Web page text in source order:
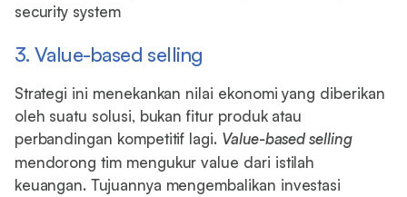
security system
3. Value-based selling
Strategi ini menekankan nilai ekonomi yang diberikan
oleh suatu solusi, bukan fitur produk atau
perbandingan kompetitif lagi. Value-based selling
mendorong tim mengukur value dari istilah
keuangan. Tujuannya mengembalikan investasi